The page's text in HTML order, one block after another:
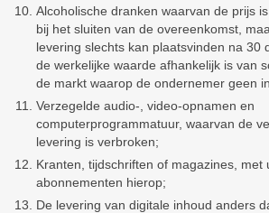
Alcoholische dranken waarvan de prijs
bij het sluiten van de overeenkomst,
levering slechts kan plaatsvinden na 30
de werkelijke waarde afhankelijk is van
de markt waarop de ondernemer geen
Verzegelde audio-, video-opnamen en
computerprogrammatuur, waarvan de
levering is verbroken;
Kranten, tijdschriften of magazines, met
abonnementen hierop;
De levering van digitale inhoud anders